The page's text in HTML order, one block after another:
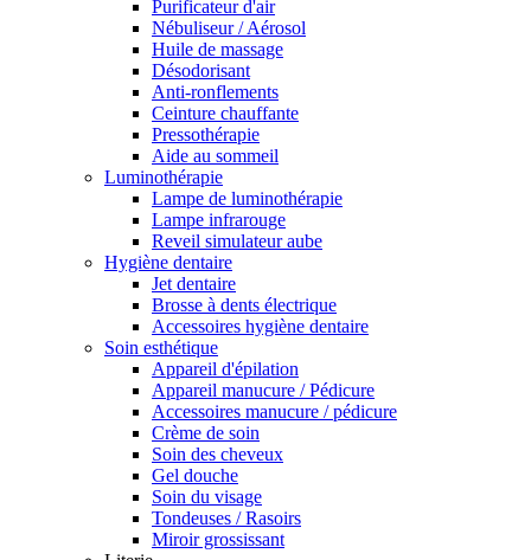
Purificateur d'air
Nébuliseur / Aérosol
Huile de massage
Désodorisant
Anti-ronflements
Ceinture chauffante
Pressothérapie
Aide au sommeil
Luminothérapie
Lampe de luminothérapie
Lampe infrarouge
Reveil simulateur aube
Hygiène dentaire
Jet dentaire
Brosse à dents électrique
Accessoires hygiène dentaire
Soin esthétique
Appareil d'épilation
Appareil manucure / Pédicure
Accessoires manucure / pédicure
Crème de soin
Soin des cheveux
Gel douche
Soin du visage
Tondeuses / Rasoirs
Miroir grossissant